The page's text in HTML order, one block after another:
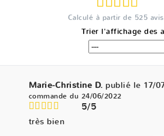
Calculé à partir de 525
Trier l'affichage des
Marie-Christine D.publié le 17/
commande du 24/06/2022
5/5
très bien